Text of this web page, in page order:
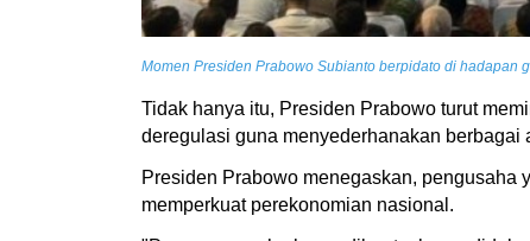
Momen Presiden Prabowo Subianto berpidato di hadapan
Tidak hanya itu, Presiden Prabowo turut
deregulasi guna menyederhanakan berbagai
Presiden Prabowo menegaskan, pengusaha
memperkuat perekonomian nasional.